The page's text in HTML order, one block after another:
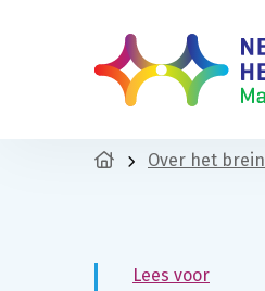
Over het brein
Lees voor